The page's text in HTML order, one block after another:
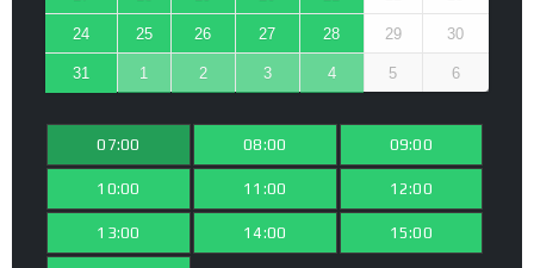
24 25 26 27 28 29 30
31 1 2 3 4 5 6
07:00 08:00 09:00
10:00 11:00 12:00
13:00 14:00 15:00